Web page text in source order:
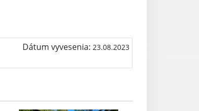
Dátum vyvesenia: 23.08.2023